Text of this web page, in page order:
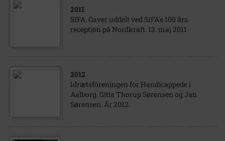
2011
SIFA. Gaver uddelt ved SIFA's 100 års
reception på Nordkraft. 13. maj 2011
2012
Idrætsforeningen for Handicappede i
Aalborg. Gitte Thorup Sørensen og Jan
Sørensen. År 2012.